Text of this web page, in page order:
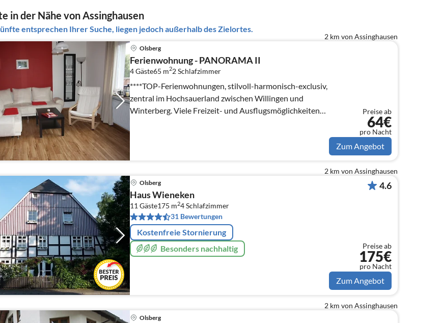
in der Nähe von Assinghausen
entsprechen Ihrer Suche, liegen jedoch außerhalb des Zielortes.
2 km von Assinghausen
Olsberg
Ferienwohnung - PANORAMA II
4 Gäste65 m22Schlafzimmer
****TOP-Ferienwohnungen, stilvoll-harmonisch-exclusiv,
zentral im Hochsauerland zwischen Willingen und
Winterberg. Viele Freizeit- und Ausflugsmöglichkeiten
Preise ab
64€
pro Nacht
Zum Angebot
2 km von Assinghausen
Olsberg
Haus Wieneken
11 Gäste175 m24Schlafzimmer
31 Bewertungen
Kostenfreie Stornierung
Besonders nachhaltig
4.6
Preise ab
175€
pro Nacht
Zum Angebot
2 km von Assinghausen
Olsberg